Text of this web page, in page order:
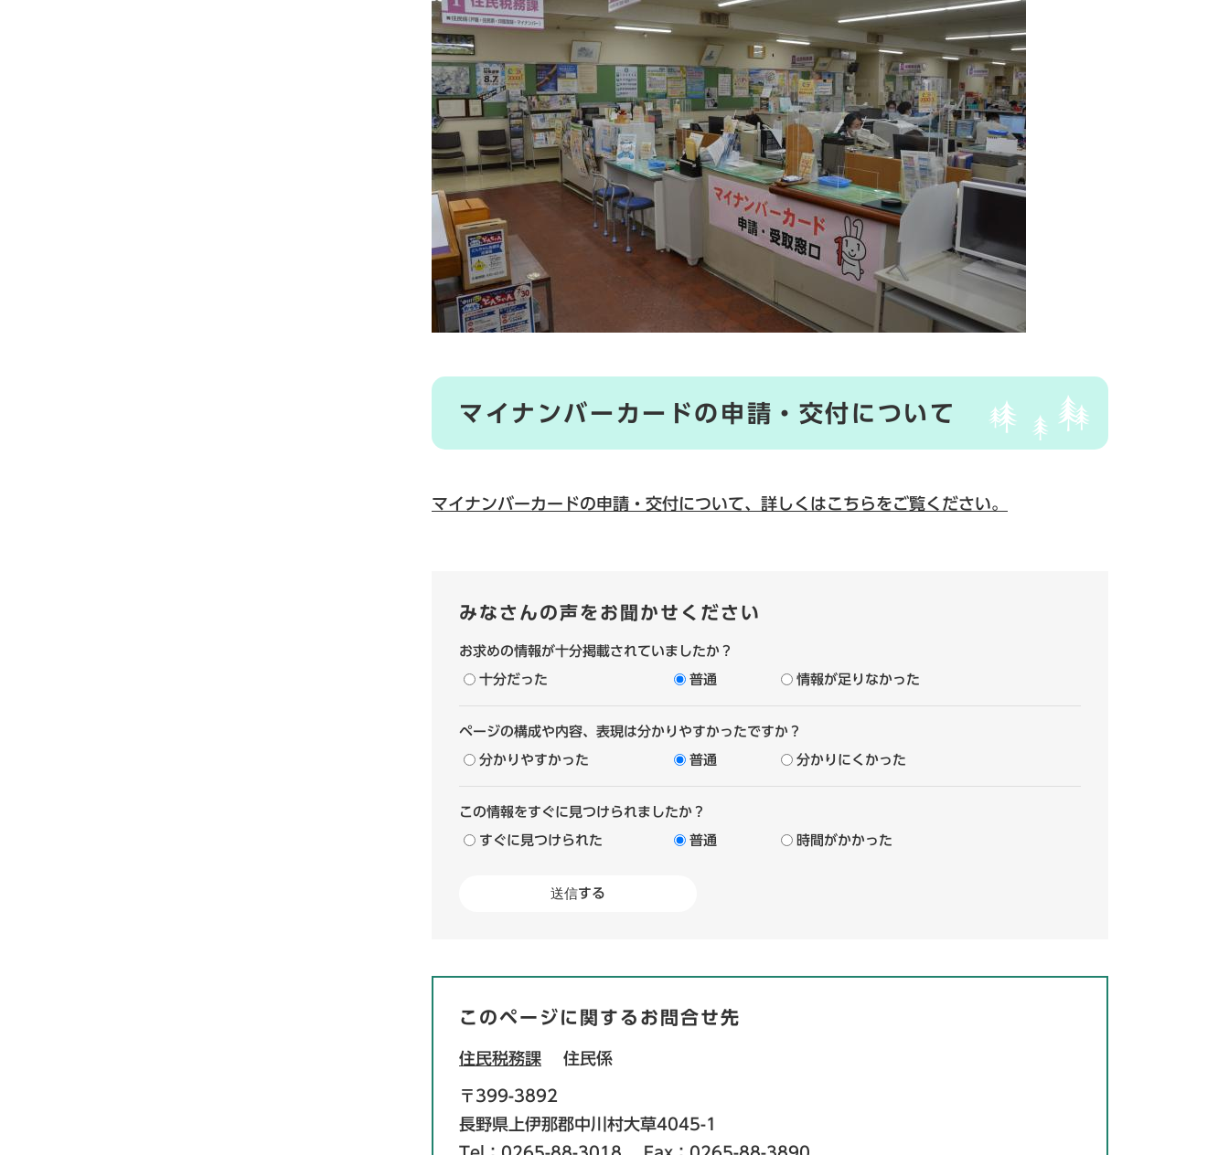
マイナンバーカードの申請・交付について
マイナンバーカードの申請・交付について、詳しくはこちらをご覧ください。
みなさんの声をお聞かせください
お求めの情報が十分掲載されていましたか？
十分だった 普通 情報が足りなかった
ページの構成や内容、表現は分かりやすかったですか？
分かりやすかった 普通 分かりにくかった
この情報をすぐに見つけられましたか？
すぐに見つけられた 普通 時間がかかった
このページに関するお問合せ先
住民税務課 住民係
〒399-3892
長野県上伊那郡中川村大草4045-1